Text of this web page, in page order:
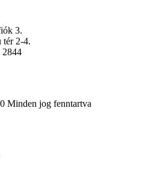
3.
tér 2-4.
2844
Minden jog fenntartva